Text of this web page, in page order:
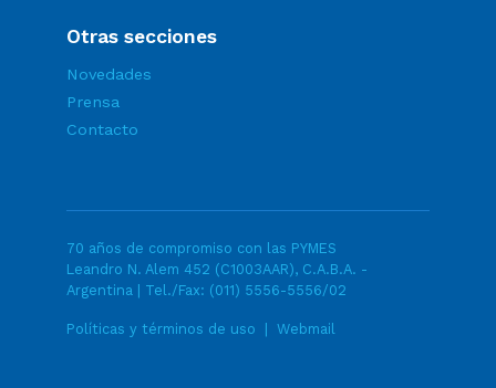
Otras secciones
Novedades
Prensa
Contacto
70 años de compromiso con las PYMES
Leandro N. Alem 452 (C1003AAR), C.A.B.A. -
Argentina | Tel./Fax: (011) 5556-5556/02
Políticas y términos de uso Webmail